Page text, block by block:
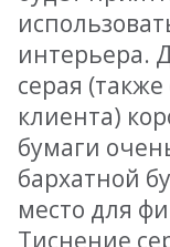
интерьера.
серая
клиента)
бумаги
бархатной
место для
Тиснение